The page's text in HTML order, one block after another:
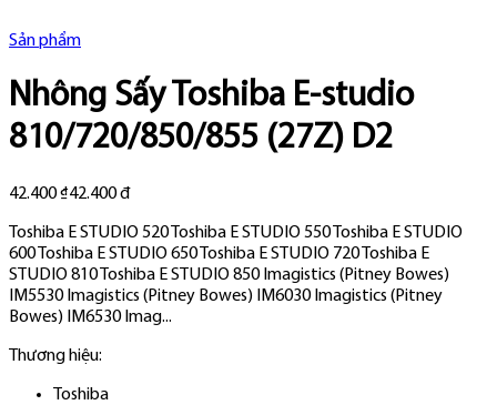
Sản phẩm
Nhông Sấy Toshiba E-studio
810/720/850/855 (27Z) D2
42.400 ₫42.400 đ
Toshiba E STUDIO 520 Toshiba E STUDIO 550 Toshiba E STUDIO
600 Toshiba E STUDIO 650 Toshiba E STUDIO 720 Toshiba E
STUDIO 810 Toshiba E STUDIO 850 Imagistics (Pitney Bowes)
IM5530 Imagistics (Pitney Bowes) IM6030 Imagistics (Pitney
Bowes) IM6530 Imag...
Thương hiệu:
Toshiba